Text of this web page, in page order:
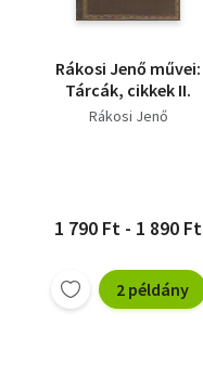
Rákosi Jenő művei:
Tárcák, cikkek II.
Rákosi Jenő
1 790 Ft - 1 890 Ft
2 példány